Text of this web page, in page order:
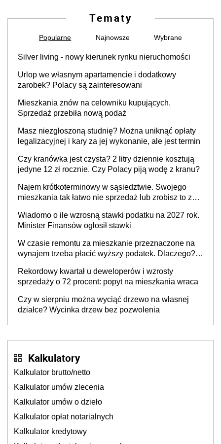
Tematy
Popularne Najnowsze Wybrane
Silver living - nowy kierunek rynku nieruchomości
Urlop we własnym apartamencie i dodatkowy
zarobek? Polacy są zainteresowani
Mieszkania znów na celowniku kupujących.
Sprzedaż przebiła nową podaż
Masz niezgłoszoną studnię? Można uniknąć opłaty
legalizacyjnej i kary za jej wykonanie, ale jest termin
Czy kranówka jest czysta? 2 litry dziennie kosztują
jedyne 12 zł rocznie. Czy Polacy piją wodę z kranu?
Najem krótkoterminowy w sąsiedztwie. Swojego
mieszkania tak łatwo nie sprzedaż lub zrobisz to ze
Wiadomo o ile wzrosną stawki podatku na 2027 rok.
Minister Finansów ogłosił stawki
W czasie remontu za mieszkanie przeznaczone na
wynajem trzeba płacić wyższy podatek. Dlaczego?
Rekordowy kwartał u deweloperów i wzrosty
sprzedaży o 72 procent: popyt na mieszkania wraca
Czy w sierpniu można wyciąć drzewo na własnej
działce? Wycinka drzew bez pozwolenia
Kalkulatory
Kalkulator brutto/netto
Kalkulator umów zlecenia
Kalkulator umów o dzieło
Kalkulator opłat notarialnych
Kalkulator kredytowy